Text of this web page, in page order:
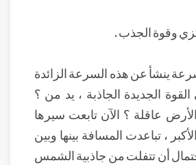
وقوة الجذب .
ينشأ عن هذه السرعة الزائدة
الجديدة الجاذبة ، يد من ؟
عاقلة ؟ الآن تابعت سيرها
، تباعدت المسافة بينها وبين
أن تتفلت من جاذبية الشمس